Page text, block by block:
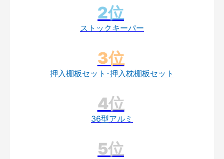
ストックキーパー
押入棚板セット･押入枕棚板セット
36型アルミ